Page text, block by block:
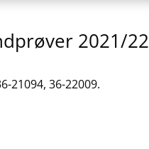
2021/22
21094, 36-22009.